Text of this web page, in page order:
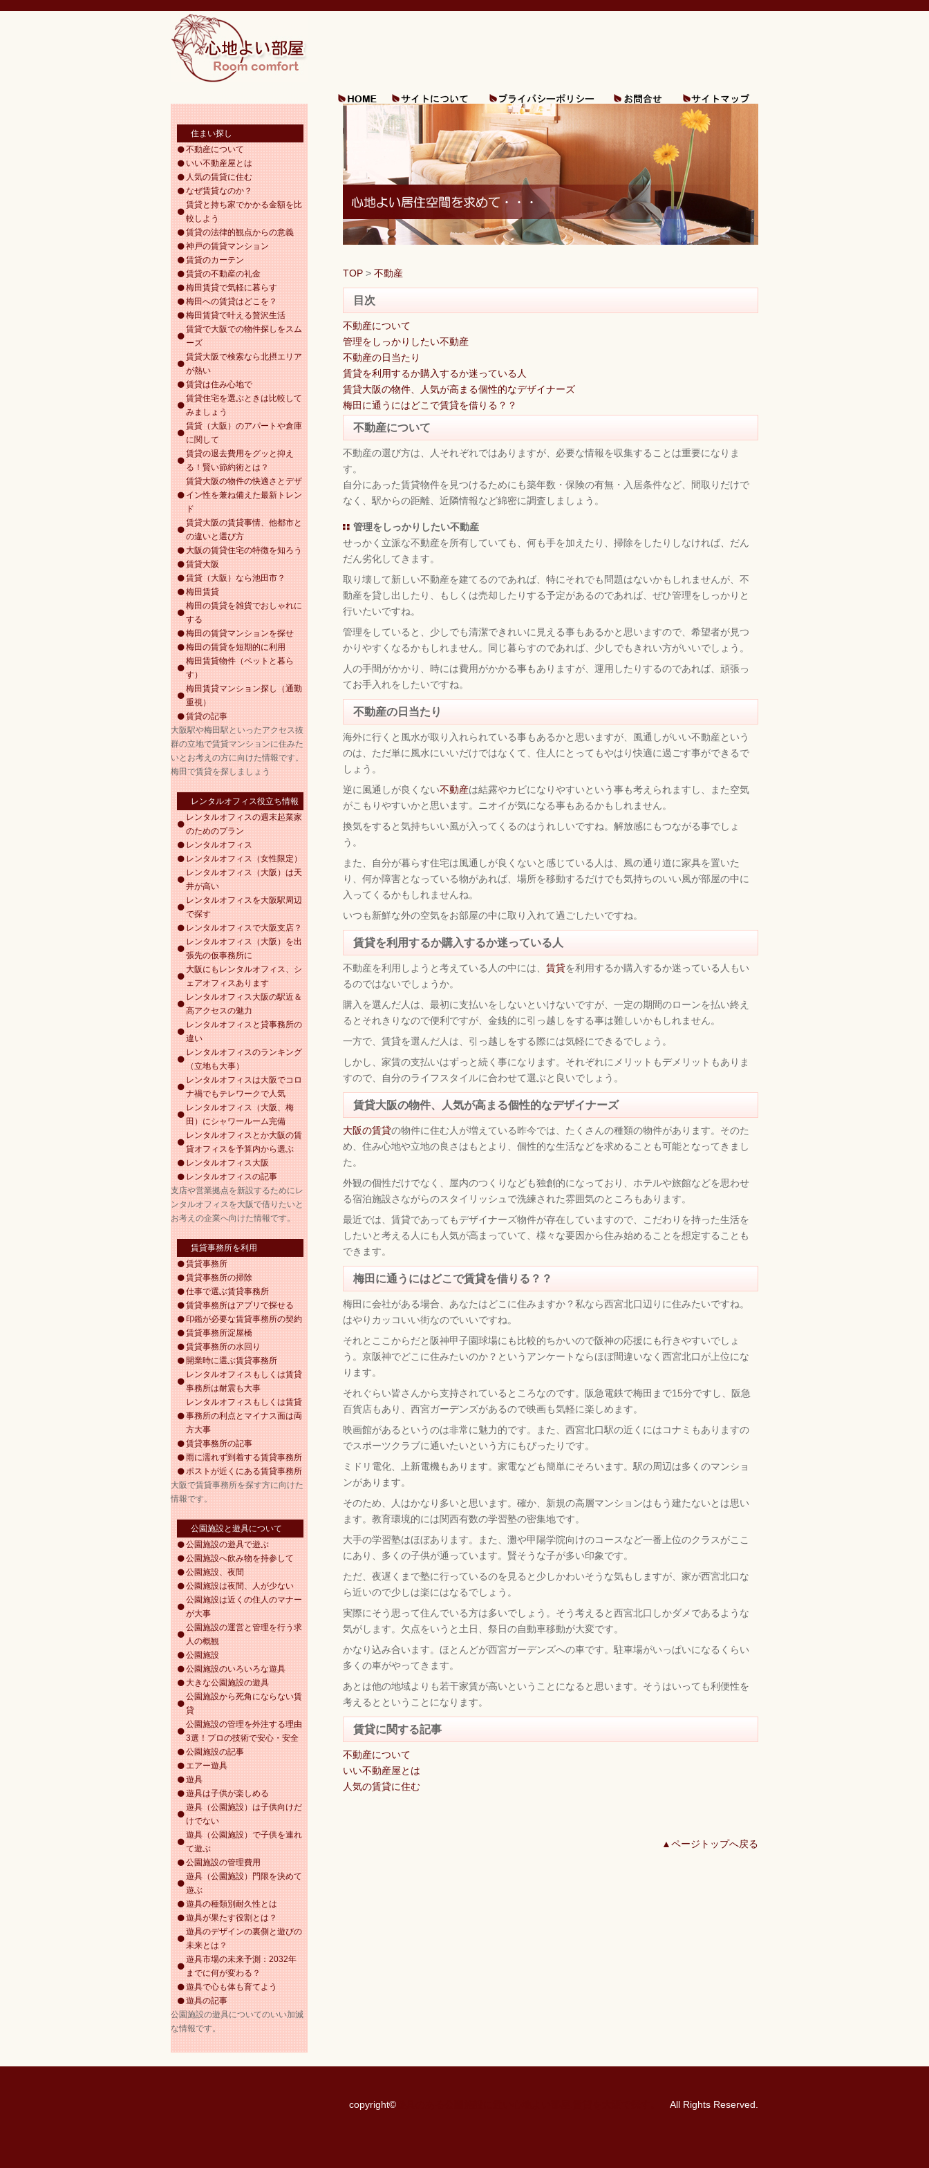
住まい探し
不動産について
いい不動産屋とは
人気の賃貸に住む
なぜ賃貸なのか？
賃貸と持ち家でかかる金額を比
較しよう
賃貸の法律的観点からの意義
神戸の賃貸マンション
賃貸のカーテン
賃貸の不動産の礼金
梅田賃貸で気軽に暮らす
梅田への賃貸はどこを？
梅田賃貸で叶える贅沢生活
賃貸で大阪での物件探しをスム
ーズ
賃貸大阪で検索なら北摂エリア
が熱い
賃貸は住み心地で
賃貸住宅を選ぶときは比較して
みましょう
賃貸（大阪）のアパートや倉庫
に関して
賃貸の退去費用をグッと抑え
る！賢い節約術とは？
賃貸大阪の物件の快適さとデザ
イン性を兼ね備えた最新トレン
ド
賃貸大阪の賃貸事情、他都市と
の違いと選び方
大阪の賃貸住宅の特徴を知ろう
賃貸大阪
賃貸（大阪）なら池田市？
梅田賃貸
梅田の賃貸を雑貨でおしゃれに
する
梅田の賃貸マンションを探せ
梅田の賃貸を短期的に利用
梅田賃貸物件（ペットと暮ら
す）
梅田賃貸マンション探し（通勤
重視）
賃貸の記事
大阪駅や梅田駅といったアクセス抜
群の立地で賃貸マンションに住みた
いとお考えの方に向けた情報です。
梅田で賃貸を探しましょう
レンタルオフィス役立ち情報
レンタルオフィスの週末起業家
のためのプラン
レンタルオフィス
レンタルオフィス（女性限定）
レンタルオフィス（大阪）は天
井が高い
レンタルオフィスを大阪駅周辺
で探す
レンタルオフィスで大阪支店？
レンタルオフィス（大阪）を出
張先の仮事務所に
大阪にもレンタルオフィス、シ
ェアオフィスあります
レンタルオフィス大阪の駅近＆
高アクセスの魅力
レンタルオフィスと貸事務所の
違い
レンタルオフィスのランキング
（立地も大事）
レンタルオフィスは大阪でコロ
ナ禍でもテレワークで人気
レンタルオフィス（大阪、梅
田）にシャワールーム完備
レンタルオフィスとか大阪の賃
貸オフィスを予算内から選ぶ
レンタルオフィス大阪
レンタルオフィスの記事
支店や営業拠点を新設するためにレ
ンタルオフィスを大阪で借りたいと
お考えの企業へ向けた情報です。
賃貸事務所を利用
賃貸事務所
賃貸事務所の掃除
仕事で選ぶ賃貸事務所
賃貸事務所はアプリで探せる
印鑑が必要な賃貸事務所の契約
賃貸事務所淀屋橋
賃貸事務所の水回り
開業時に選ぶ賃貸事務所
レンタルオフィスもしくは賃貸
事務所は耐震も大事
レンタルオフィスもしくは賃貸
事務所の利点とマイナス面は両
方大事
賃貸事務所の記事
雨に濡れず到着する賃貸事務所
ポストが近くにある賃貸事務所
大阪で賃貸事務所を探す方に向けた
情報です。
公園施設と遊具について
公園施設の遊具で遊ぶ
公園施設へ飲み物を持参して
公園施設、夜間
公園施設は夜間、人が少ない
公園施設は近くの住人のマナー
が大事
公園施設の運営と管理を行う求
人の概観
公園施設
公園施設のいろいろな遊具
大きな公園施設の遊具
公園施設から死角にならない賃
貸
公園施設の管理を外注する理由
3選！プロの技術で安心・安全
公園施設の記事
エアー遊具
遊具
遊具は子供が楽しめる
遊具（公園施設）は子供向けだ
けでない
遊具（公園施設）で子供を連れ
て遊ぶ
公園施設の管理費用
遊具（公園施設）門限を決めて
遊ぶ
遊具の種類別耐久性とは
遊具が果たす役割とは？
遊具のデザインの裏側と遊びの
未来とは？
遊具市場の未来予測：2032年
までに何が変わる？
遊具で心も体も育てよう
遊具の記事
公園施設の遊具についてのいい加減
な情報です。
TOP > 不動産
目次
不動産について
管理をしっかりしたい不動産
不動産の日当たり
賃貸を利用するか購入するか迷っている人
賃貸大阪の物件、人気が高まる個性的なデザイナーズ
梅田に通うにはどこで賃貸を借りる？？
不動産について
不動産の選び方は、人それぞれではありますが、必要な情報を収集することは重要になりま
す。
自分にあった賃貸物件を見つけるためにも築年数・保険の有無・入居条件など、間取りだけで
なく、駅からの距離、近隣情報など綿密に調査しましょう。
管理をしっかりしたい不動産
せっかく立派な不動産を所有していても、何も手を加えたり、掃除をしたりしなければ、だん
だん劣化してきます。
取り壊して新しい不動産を建てるのであれば、特にそれでも問題はないかもしれませんが、不
動産を貸し出したり、もしくは売却したりする予定があるのであれば、ぜひ管理をしっかりと
行いたいですね。
管理をしていると、少しでも清潔できれいに見える事もあるかと思いますので、希望者が見つ
かりやすくなるかもしれません。同じ暮らすのであれば、少しでもきれい方がいいでしょう。
人の手間がかかり、時には費用がかかる事もありますが、運用したりするのであれば、頑張っ
てお手入れをしたいですね。
不動産の日当たり
海外に行くと風水が取り入れられている事もあるかと思いますが、風通しがいい不動産という
のは、ただ単に風水にいいだけではなくて、住人にとってもやはり快適に過ごす事ができるで
しょう。
逆に風通しが良くない不動産は結露やカビになりやすいという事も考えられますし、また空気
がこもりやすいかと思います。ニオイが気になる事もあるかもしれません。
換気をすると気持ちいい風が入ってくるのはうれしいですね。解放感にもつながる事でしょ
う。
また、自分が暮らす住宅は風通しが良くないと感じている人は、風の通り道に家具を置いた
り、何か障害となっている物があれば、場所を移動するだけでも気持ちのいい風が部屋の中に
入ってくるかもしれませんね。
いつも新鮮な外の空気をお部屋の中に取り入れて過ごしたいですね。
賃貸を利用するか購入するか迷っている人
不動産を利用しようと考えている人の中には、 賃貸を利用するか購入するか迷っている人もい
るのではないでしょうか。
購入を選んだ人は、最初に支払いをしないといけないですが、一定の期間のローンを払い終え
るとそれきりなので便利ですが、金銭的に引っ越しをする事は難しいかもしれません。
一方で、賃貸を選んだ人は、引っ越しをする際には気軽にできるでしょう。
しかし、家賃の支払いはずっと続く事になります。それぞれにメリットもデメリットもありま
すので、自分のライフスタイルに合わせて選ぶと良いでしょう。
賃貸大阪の物件、人気が高まる個性的なデザイナーズ
大阪の賃貸の物件に住む人が増えている昨今では、たくさんの種類の物件があります。そのた
め、住み心地や立地の良さはもとより、個性的な生活などを求めることも可能となってきまし
た。
外観の個性だけでなく、屋内のつくりなども独創的になっており、ホテルや旅館などを思わせ
る宿泊施設さながらのスタイリッシュで洗練された雰囲気のところもあります。
最近では、賃貸であってもデザイナーズ物件が存在していますので、こだわりを持った生活を
したいと考える人にも人気が高まっていて、様々な要因から住み始めることを想定することも
できます。
梅田に通うにはどこで賃貸を借りる？？
梅田に会社がある場合、あなたはどこに住みますか？私なら西宮北口辺りに住みたいですね。
はやりカッコいい街なのでいいですね。
それとここからだと阪神甲子園球場にも比較的ちかいので阪神の応援にも行きやすいでしょ
う。京阪神でどこに住みたいのか？というアンケートならほぼ間違いなく西宮北口が上位にな
ります。
それぐらい皆さんから支持されているところなのです。阪急電鉄で梅田まで15分ですし、阪急
百貨店もあり、西宮ガーデンズがあるので映画も気軽に楽しめます。
映画館があるというのは非常に魅力的です。また、西宮北口駅の近くにはコナミもありますの
でスポーツクラブに通いたいという方にもぴったりです。
ミドリ電化、上新電機もあります。家電なども簡単にそろいます。駅の周辺は多くのマンショ
ンがあります。
そのため、人はかなり多いと思います。確か、新規の高層マンションはもう建たないとは思い
ます。教育環境的には関西有数の学習塾の密集地です。
大手の学習塾はほぼあります。また、灘や甲陽学院向けのコースなど一番上位のクラスがここ
にあり、多くの子供が通っています。賢そうな子が多い印象です。
ただ、夜遅くまで塾に行っているのを見ると少しかわいそうな気もしますが、家が西宮北口な
ら近いので少しは楽にはなるでしょう。
実際にそう思って住んでいる方は多いでしょう。そう考えると西宮北口しかダメであるような
気がします。欠点をいうと土日、祭日の自動車移動が大変です。
かなり込み合います。ほとんどが西宮ガーデンズへの車です。駐車場がいっぱいになるくらい
多くの車がやってきます。
あとは他の地域よりも若干家賃が高いということになると思います。そうはいっても利便性を
考えるとということになります。
賃貸に関する記事
不動産について
いい不動産屋とは
人気の賃貸に住む
▲ページトップへ戻る
copyright© All Rights Reserved.